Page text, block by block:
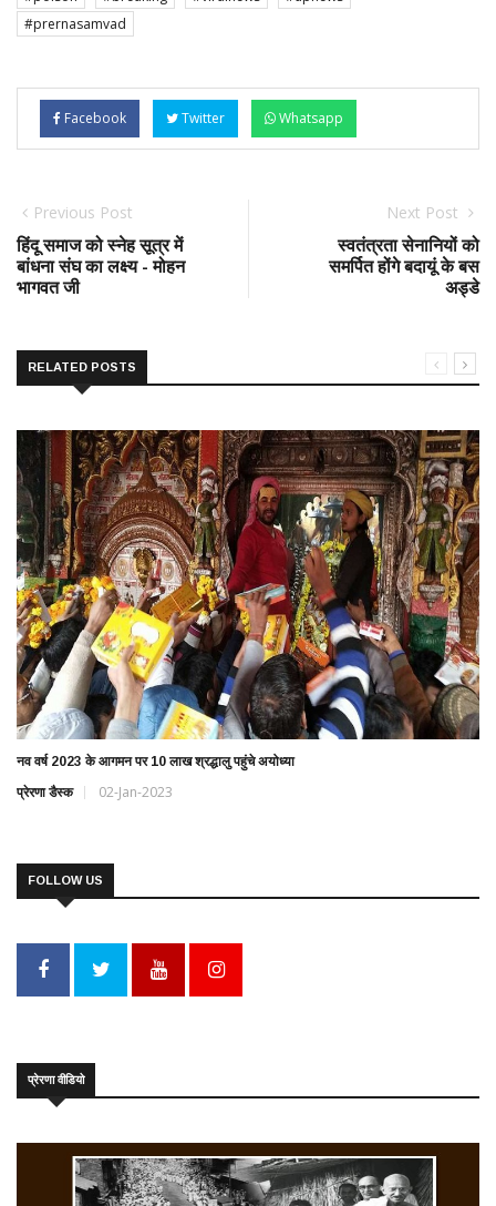
#prernasamvad
Facebook Twitter Whatsapp
Previous Post
हिंदू समाज को स्नेह सूत्र में
बांधना संघ का लक्ष्य - मोहन
भागवत जी
Next Post
स्वतंत्रता सेनानियों को
समर्पित होंगे बदायूं के बस
अड्डे
RELATED POSTS
नव वर्ष 2023 के आगमन पर 10 लाख श्रद्धालु पहुंचे अयोध्या
प्रेरणा डैस्क 02-Jan-2023
FOLLOW US
प्रेरणा वीडियो